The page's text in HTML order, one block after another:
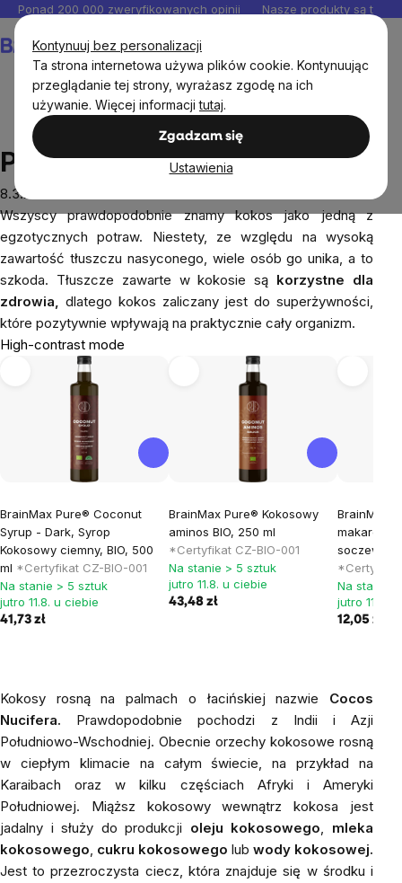
Kontynuuj bez personalizacji
Ta strona internetowa używa plików cookie. Kontynuując
przeglądanie tej strony, wyrażasz zgodę na ich
używanie. Więcej informacjitutaj.
Zgadzam się
Ustawienia
Przejść
do
treści
Ponad 200 000 zweryfikowanych opinii Nasze produkty są
Pod skorupką kokosa
Pod skorupką kokosa
8.3.2023
Wszyscy prawdopodobnie znamy kokos jako jedną z
egzotycznych potraw. Niestety, ze względu na wysoką
zawartość tłuszczu nasyconego, wiele osób go unika, a to
szkoda. Tłuszcze zawarte w kokosie są korzystne dla
zdrowia, dlatego kokos zaliczany jest do superżywności,
które pozytywnie wpływają na praktycznie cały organizm.
High-contrast mode
BrainMax Pure® Coconut
Syrup - Dark, Syrop
Kokosowy ciemny, BIO, 500
ml *Certyfikat CZ-BIO-001
Na stanie > 5 sztuk
jutro 11.8. u ciebie
41,73 zł
BrainMax Pure® Kokosowy
aminos BIO, 250 ml
*Certyfikat CZ-BIO-001
Na stanie > 5 sztuk
jutro 11.8. u ciebie
43,48 zł
BrainMax
makaron z
soczewicy,
*Certyfikat
Na stanie
jutro 11.8.
12,05 zł
Kokosy rosną na palmach o łacińskiej nazwie Cocos
Nucifera. Prawdopodobnie pochodzi z Indii i Azji
Południowo-Wschodniej. Obecnie orzechy kokosowe rosną
w ciepłym klimacie na całym świecie, na przykład na
Karaibach oraz w kilku częściach Afryki i Ameryki
Południowej. Miąższ kokosowy wewnątrz kokosa jest
jadalny i służy do produkcji oleju kokosowego, mleka
kokosowego, cukru kokosowego lub wody kokosowej.
Jest to przezroczysta ciecz, która znajduje się w środku i